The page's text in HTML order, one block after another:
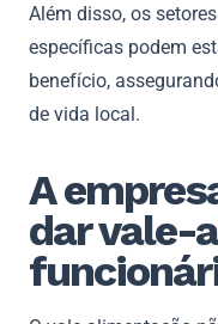
Além disso, os
específicas podem
benefício,
de vida local.
A
dar vale-